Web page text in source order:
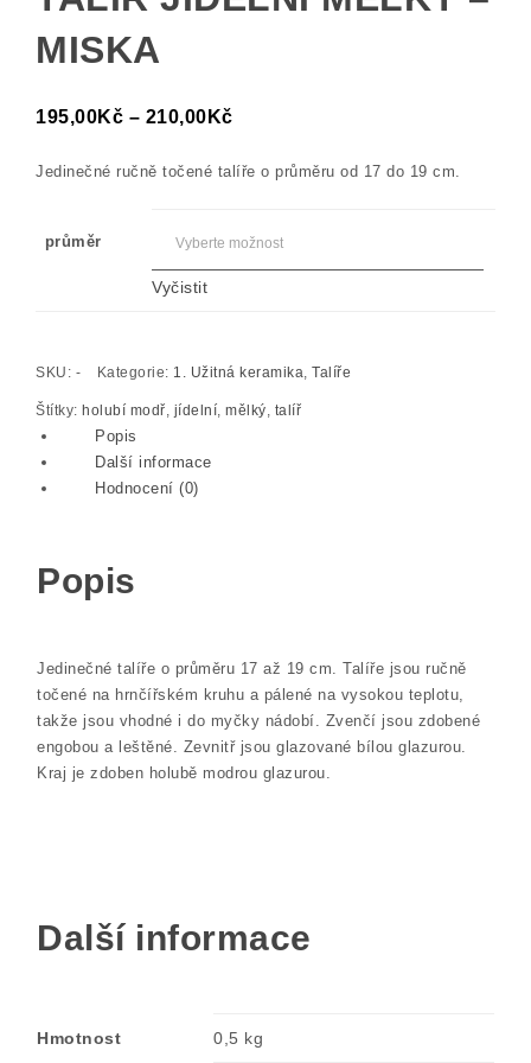
MISKA
195,00Kč – 210,00 KčRozpětí cen: 195,00Kč až
Jedinečné ručně točené talíře o průměru od 17 do 19 cm.
průměr
Vyčistit
SKU: - Kategorie: 1. Užitná keramika Talíře
Štítky: holubí modř jídelní mělký talíř
Popis
Další informace
Hodnocení (0)
Popis
Jedinečné talíře o průměru 17 až 19 cm. Talíře jsou ručně
točené na hrnčířském kruhu a pálené na vysokou teplotu,
takže jsou vhodné i do myčky nádobí. Zvenčí jsou zdobené
engobou a leštěné. Zevnitř jsou glazované bílou glazurou.
Kraj je zdoben holubě modrou glazurou.
Další informace
Hmotnost 0,5 kg